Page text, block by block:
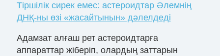
Тіршілік сирек емес: астероидтар Әлемнің
ДНҚ-ны өзі «жасайтынын» дәлелдеді
Адамзат алғаш рет астероидтарға
аппараттар жіберіп, олардың заттарын